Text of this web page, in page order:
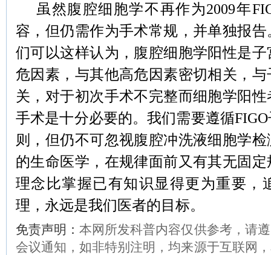
虽然腹腔细胞学不再作为2009年
容，但仍需作为手术常规，并单独报
们可以这样认为，腹腔细胞学阳性是
危因素，与其他高危因素密切相关，
关，对于初次手术不完整而细胞学阳
手术是十分必要的。我们需要遵循
则，但仍不可忽视腹腔冲洗液细胞学
的生命医学，在规律面前又有其无固
理念比掌握已有知识显得更为重要，
理，永远是我们医者的目标。
免责声明：本网所发科普内容仅供参考，请
会议通知，如非特别注明，均来源于互联网